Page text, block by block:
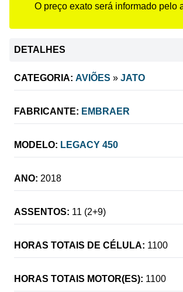
O preço exato será informado pelo
DETALHES
CATEGORIA: AVIÕES » JATO
FABRICANTE: EMBRAER
MODELO: LEGACY 450
ANO: 2018
ASSENTOS: 11 (2+9)
HORAS TOTAIS DE CÉLULA: 1100
HORAS TOTAIS MOTOR(ES): 1100